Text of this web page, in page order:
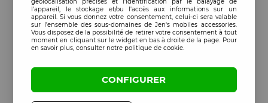
l'appareil, le stockage et/ou l'accès aux informations sur un
appareil. Si vous donnez votre consentement, celui-ci sera valable
sur l’ensemble des sous-domaines de Jen's mobiles accessories.
Vous disposez de la possibilité de retirer votre consentement à tout
moment en cliquant sur le widget en bas à droite de la page. Pour
en savoir plus, consulter notre politique de cookie.
CONFIGURER